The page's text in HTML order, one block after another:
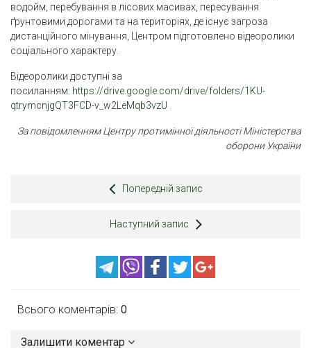
водойм, перебування в лісових масивах, пересування
ґрунтовими дорогами та на територіях, де існує загроза
дистанційного мінування, Центром підготовлено відеоролики
соціального характеру.
Відеоролики доступні за
посиланням: https://drive.google.com/drive/folders/1KU-
qtrymcnjgQT3FCD-v_w2LeMqb3vzU
За повідомленням Центру протимінної діяльності Міністерства
оборони України
Попередній запис
Наступний запис
Всього коментарів: 0
Залишити коментар